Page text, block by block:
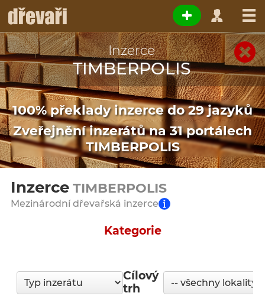
Inzerce
TIMBERPOLIS
100% překlady inzerce do 29 jazyků
Zveřejnění inzerátů na 31 portálech
TIMBERPOLIS
Inzerce TIMBERPOLIS
Mezinárodní dřevařská inzerce
Kategorie
Cílový
trh